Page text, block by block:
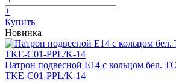
+
Купить
Новинка
Патрон подвесной E14 с кольцом бел.
TKE-C01-PPL/K-14